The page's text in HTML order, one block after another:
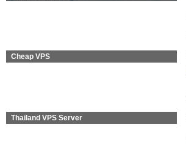
Cheap VPS
Thailand VPS Server